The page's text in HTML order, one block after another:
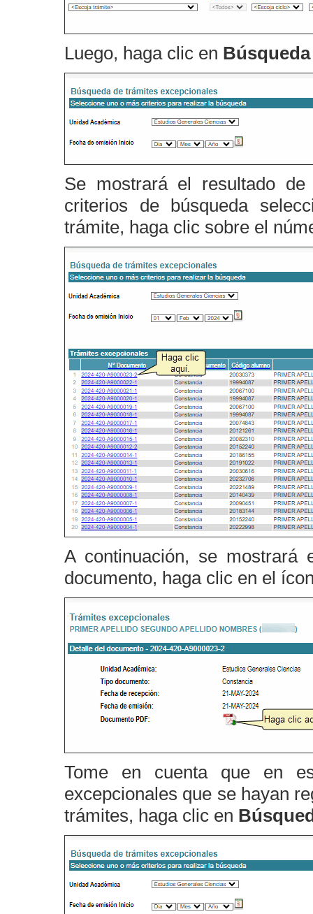
Luego, haga clic en
Se mostrará el resultado
criterios de búsqueda
trámite, haga clic sobre el
A continuación, se mostrará
documento, haga clic en el
Tome en cuenta que en
excepcionales que se hayan
trámites, haga clic en